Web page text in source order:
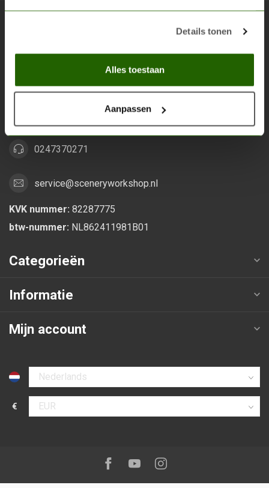
Details tonen
Alles toestaan
Aanpassen
Alles voor je miniature wargaming en scenery
Grootstalselaan 46
0247370271
service@sceneryworkshop.nl
KVK nummer: 82287775
btw-nummer: NL862411981B01
Categorieën
Informatie
Mijn account
Selecteer taal
€
Selecteer valuta
Volg ons op:Facebook
YoutubeInstagram